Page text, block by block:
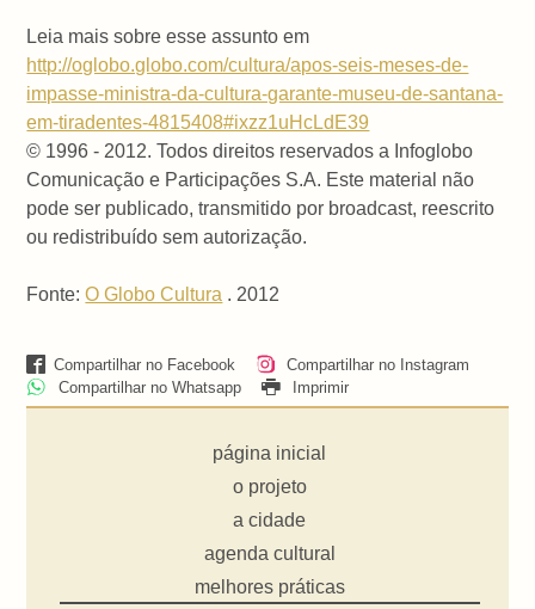
Leia mais sobre esse assunto em
http://oglobo.globo.com/cultura/apos-seis-meses-de-
impasse-ministra-da-cultura-garante-museu-de-santana-
em-tiradentes-4815408#ixzz1uHcLdE39
© 1996 - 2012. Todos direitos reservados a Infoglobo
Comunicação e Participações S.A. Este material não
pode ser publicado, transmitido por broadcast, reescrito
ou redistribuído sem autorização.
Fonte:O Globo Cultura . 2012
Compartilhar no Facebook
Compartilhar no Instagram
Compartilhar no Whatsapp
Imprimir
página inicial
o projeto
a cidade
agenda cultural
melhores práticas